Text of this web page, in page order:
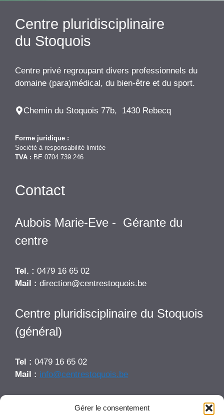
Gérer le consentement
Centre pluridisciplinaire
du Stoquois
Centre privé regroupant divers professionnels du
domaine (para)médical, du bien-être et du sport.
Chemin du Stoquois 77b, 1430 Rebecq
Forme juridique :
Société à responsabilité limitée
TVA : BE 0704 739 246
Contact
Aubois Marie-Eve - Gérante du
centre
Tel. : 0479 16 65 02
Mail : direction@centrestoquois.be
Centre pluridisciplinaire du Stoquois
(général)
Tel : 0479 16 65 02
Mail : info@centrestoquois.be
Nos réseaux